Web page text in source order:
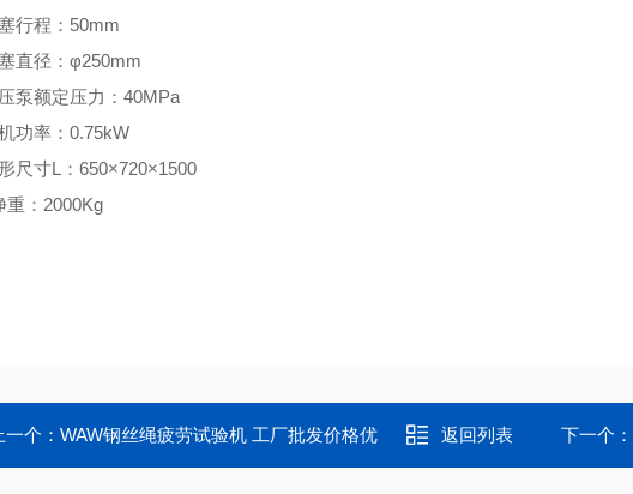
行程：50mm
直径：φ250mm
泵额定压力：40MPa
功率：0.75kW
尺寸L：650×720×1500
重：2000Kg
一个： WAW钢丝绳疲劳试验机 工厂批发价格优 返回列表 下一个：